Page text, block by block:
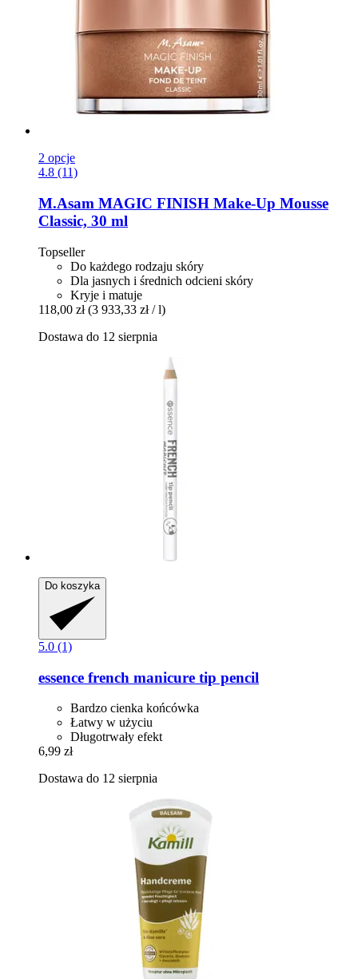
2 opcje
4.8 (11)
M.Asam MAGIC FINISH Make-​Up Mousse
Classic, 30 ml
Topseller
Do każdego rodzaju skóry
Dla jasnych i średnich odcieni skóry
Kryje i matuje
118,00 zł (3 933,33 zł / l)
Dostawa do 12 sierpnia
Do koszyka
5.0 (1)
essence french manicure tip pencil
Bardzo cienka końcówka
Łatwy w użyciu
Długotrwały efekt
6,99 zł
Dostawa do 12 sierpnia